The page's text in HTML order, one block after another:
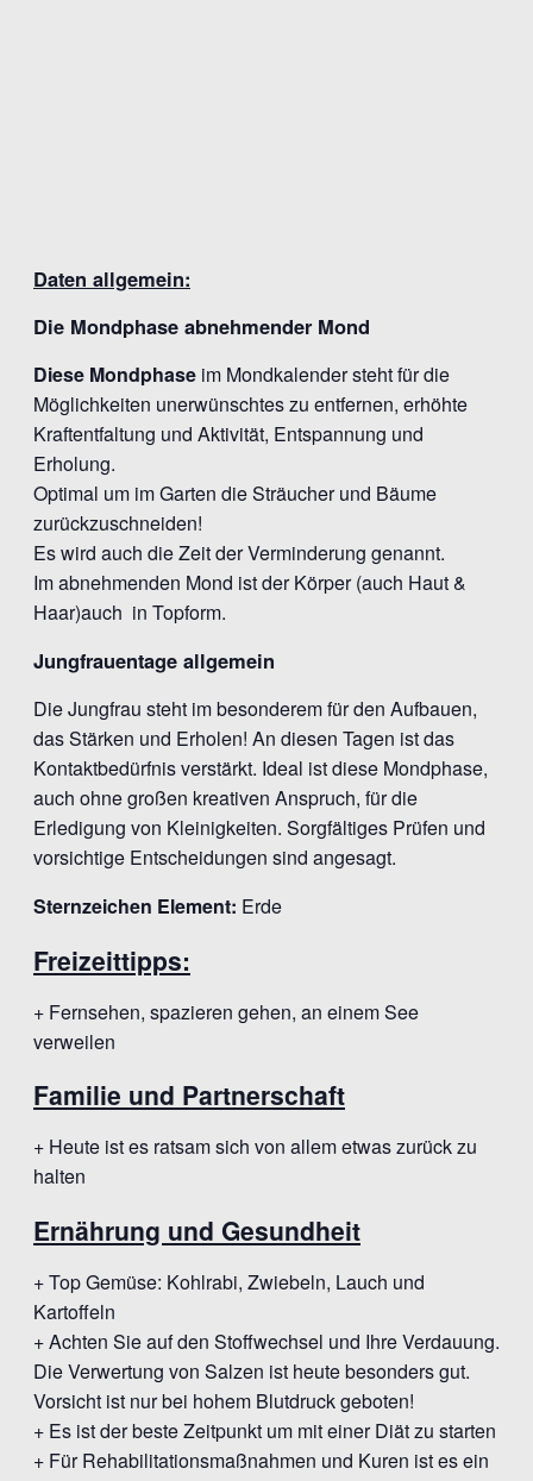
Daten allgemein:
Die Mondphase abnehmender Mond
Diese Mondphase im Mondkalender steht für die
Möglichkeiten unerwünschtes zu entfernen, erhöhte
Kraftentfaltung und Aktivität, Entspannung und
Erholung.
Optimal um im Garten die Sträucher und Bäume
zurückzuschneiden!
Es wird auch die Zeit der Verminderung genannt.
Im abnehmenden Mond ist der Körper (auch Haut &
Haar)auch in Topform.
Jungfrauentage allgemein
Die Jungfrau steht im besonderem für den Aufbauen,
das Stärken und Erholen! An diesen Tagen ist das
Kontaktbedürfnis verstärkt. Ideal ist diese Mondphase,
auch ohne großen kreativen Anspruch, für die
Erledigung von Kleinigkeiten. Sorgfältiges Prüfen und
vorsichtige Entscheidungen sind angesagt.
Sternzeichen Element: Erde
Freizeittipps:
+ Fernsehen, spazieren gehen, an einem See
verweilen
Familie und Partnerschaft
+ Heute ist es ratsam sich von allem etwas zurück zu
halten
Ernährung und Gesundheit
+ Top Gemüse: Kohlrabi, Zwiebeln, Lauch und
Kartoffeln
+ Achten Sie auf den Stoffwechsel und Ihre Verdauung.
Die Verwertung von Salzen ist heute besonders gut.
Vorsicht ist nur bei hohem Blutdruck geboten!
+ Es ist der beste Zeitpunkt um mit einer Diät zu starten
+ Für Rehabilitationsmaßnahmen und Kuren ist es ein